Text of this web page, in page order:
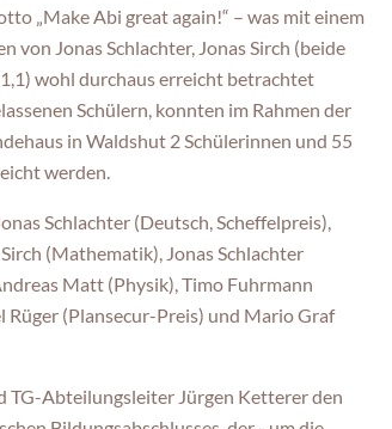
„Make Abi great again!“ – was mit einem
von Jonas Schlachter, Jonas Sirch (beide
wohl durchaus erreicht betrachtet
Schülern, konnten im Rahmen der
in Waldshut 2 Schülerinnen und 55
werden.
Schlachter (Deutsch, Scheffelpreis),
(Mathematik), Jonas Schlachter
Matt (Physik), Timo Fuhrmann
(Plansecur-Preis) und Mario Graf
TG-Abteilungsleiter Jürgen Ketterer den